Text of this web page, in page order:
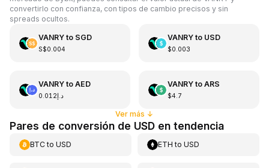
convertirlo con confianza, con tipos de cambio precisos y sin
spreads ocultos.
VANRYto SGD
S$0.004
VANRYto USD
$0.003
VANRYto AED
د.إ0.012
VANRYto ARS
$4.7
Ver más ↓
Pares de conversión de USD en tendencia
BTCto USD ETH toUSD